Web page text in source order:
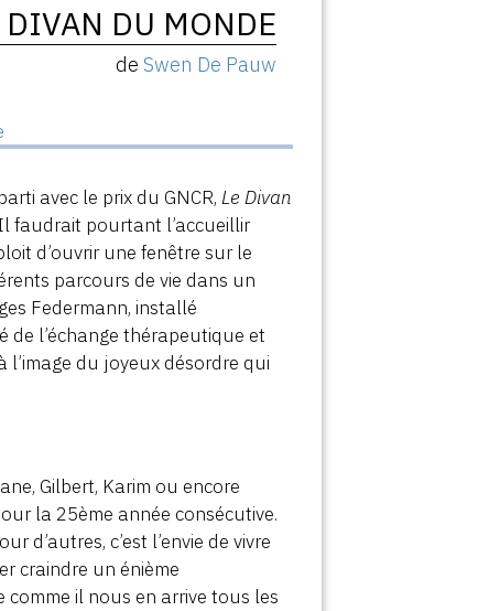
DIVAN DU MONDE
de Swen De Pauw
avec le prix du GNCR,Le Divan
faudrait pourtant l’accueillir
d’ouvrir une fenêtre sur le
parcours de vie dans un
Federmann, installé
de l’échange thérapeutique et
du joyeux désordre qui
Gilbert, Karim ou encore
la 25ème année consécutive.
d’autres, c’est l’envie de vivre
craindre un énième
il nous en arrive tous les